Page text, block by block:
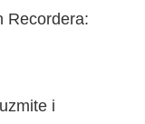
Recordera:
i